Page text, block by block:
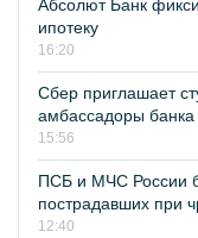
Абсолют Банк
ипотеку
16:20
Сбер приглашает
амбассадоры банка
15:56
ПСБ и МЧС России
пострадавших при
12:40